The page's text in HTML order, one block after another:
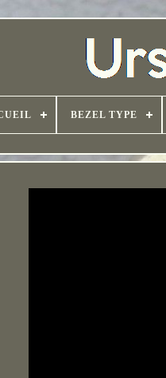
BEZEL TYPE